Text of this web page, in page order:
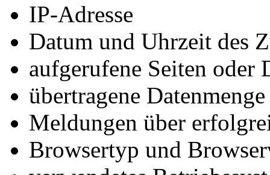
IP-Adresse
Datum und Uhrzeit des
aufgerufene Seiten oder
übertragene Datenmenge
Meldungen über
Browsertyp und